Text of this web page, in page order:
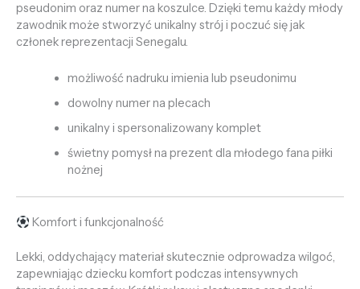
pseudonim oraz numer na koszulce. Dzięki temu każdy młody
zawodnik może stworzyć unikalny strój i poczuć się jak
członek reprezentacji Senegalu.
możliwość nadruku imienia lub pseudonimu
dowolny numer na plecach
unikalny i spersonalizowany komplet
świetny pomysł na prezent dla młodego fana piłki
nożnej
Komfort i funkcjonalność
Lekki, oddychający materiał skutecznie odprowadza wilgoć,
zapewniając dziecku komfort podczas intensywnych